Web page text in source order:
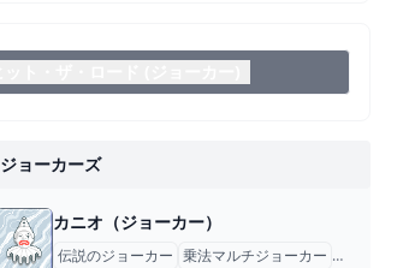
ジョーカーズ
カニオ（ジョーカー）
伝説のジョーカー 乗法マルチジョーカー ジョーカ